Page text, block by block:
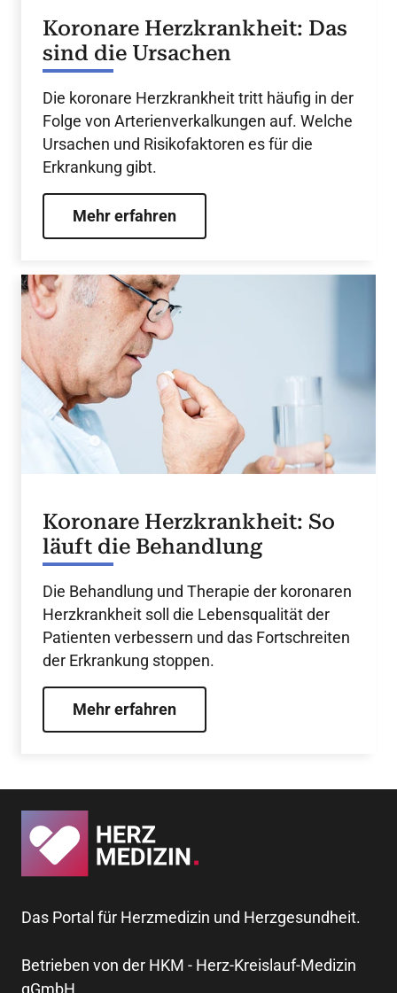
Koronare Herzkrankheit: Das
sind die Ursachen
Die koronare Herzkrankheit tritt häufig in der
Folge von Arterienverkalkungen auf. Welche
Ursachen und Risikofaktoren es für die
Erkrankung gibt.
Mehr erfahren
Koronare Herzkrankheit: So
läuft die Behandlung
Die Behandlung und Therapie der koronaren
Herzkrankheit soll die Lebensqualität der
Patienten verbessern und das Fortschreiten
der Erkrankung stoppen.
Mehr erfahren
Das Portal für Herzmedizin und Herzgesundheit.
Betrieben von der HKM - Herz-Kreislauf-Medizin
gGmbH